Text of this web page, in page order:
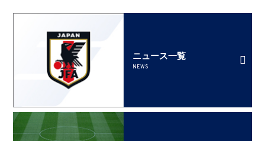
ニュース一覧
NEWS